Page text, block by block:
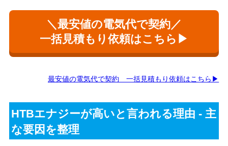
＼最安値の電気代で契約／
一括見積もり依頼はこちら▶
最安値の電気代で契約 一括見積もり依頼はこちら▶
HTBエナジーが高いと言われる理由 - 主
な要因を整理